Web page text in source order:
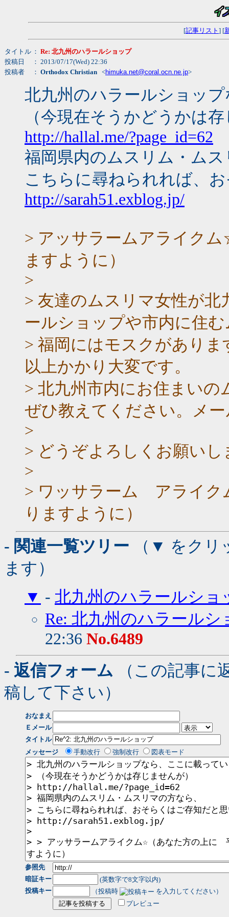
[記事リスト ] [
タイトル ： Re: 北九州のハラールショップ
投稿日
： 2013/07/17(Wed) 22:36
投稿者
： Orthodox Christian <himuka.net@coral.ocn.ne.jp>
北九州のハラールショッ
（今現在そうかどうかは
http://hallal.me/?page_id=62
福岡県内のムスリム・ム
こちらに尋ねられれば、
http://sarah51.exblog.jp/
> アッサラームアライク
ますように）
>
> 友達のムスリマ女性が
ールショップや市内に住
> 福岡にはモスクがあり
以上かかり大変です。
> 北九州市内にお住まい
ぜひ教えてください。メー
>
> どうぞよろしくお願いし
>
> ワッサラーム アライ
りますように）
- 関連一覧ツリー （▼ をクリ
ます）
▼ - 北九州のハラールショ
Re: 北九州のハラールシ
22:36 No.6489
- 返信フォーム （この記事に
稿して下さい）
おなまえ
Ｅメール
タイトル
メッセージ
手動改行 強制改行 図表モード
参照先
暗証キー
(英数字で8文字以内)
投稿キー
（投稿時
を入力してください）
プレビュー